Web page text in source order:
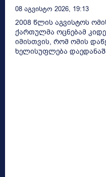
08 Აგვისტო 2026, 19:13
2008 წლის აგვისტოს
ქართულმა ოცნებამ
იმისთვის, რომ ომის
ხელისუფლება